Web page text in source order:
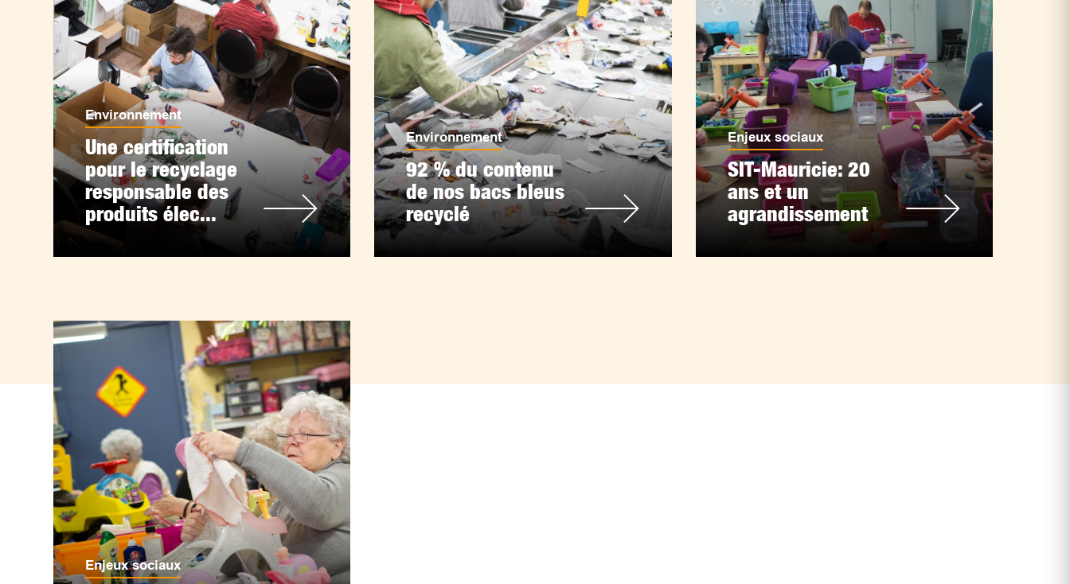
Environnement
Une certification
pour le recyclage
responsable des
produits élec...
Environnement
92 % du contenu
de nos bacs bleus
recyclé
Enjeux sociaux
SIT-Mauricie: 20
ans et un
agrandissement
Enjeux sociaux